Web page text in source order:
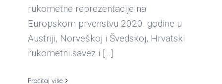
rukometne reprezentacije na
Europskom prvenstvu 2020. godine u
Austriji, Norveškoj i Švedskoj, Hrvatski
rukometni savez i [...]
Pročitaj više